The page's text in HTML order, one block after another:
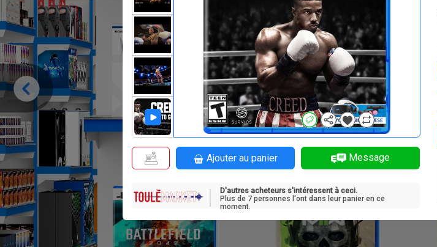
Ajouter au panier Message
D'autres acheteurs s'intéressent à ceci.
Plus de 7 personnes l'ont dans leur panier en ce
moment.
636 000F 35 000F